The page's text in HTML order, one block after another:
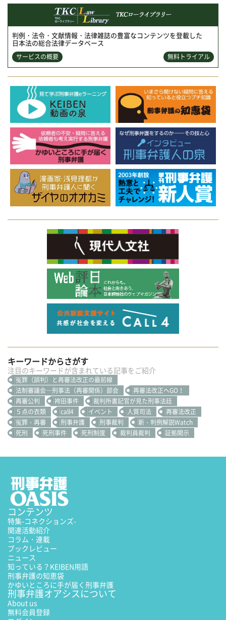
判例・法令・文献情報・法律雑誌の豊富なコンテンツを登載した
日本法の総合法律データベース
サービスの概要 無料トライアル
キーワードからさがす
注目のキーワードが含まれている記事をご紹介
冤罪（誤判）と再審法改正の最前線
法制審議会―刑事法（再審関係）部会
再審法改正へGO！
再審公判
袴田事件
裁判所書記官が見た刑事法廷
５点の衣類
call4 イベント 人質司法
再審法改正
冤罪・再審
刑事弁護 刑事裁判
新・判例解説Watch
死刑
死刑事件 死刑制度 裁判員裁判 証拠開示
コンテンツ
特集-コネクションズ-
関連活動紹介
コラム・連載
ブックレビュー
ニュース
知っている？KEIBEN用語
刑事弁護の知恵袋
かゆいところに手が届く刑事弁護
刑事弁護オアシスについて
About us
無料会員登録